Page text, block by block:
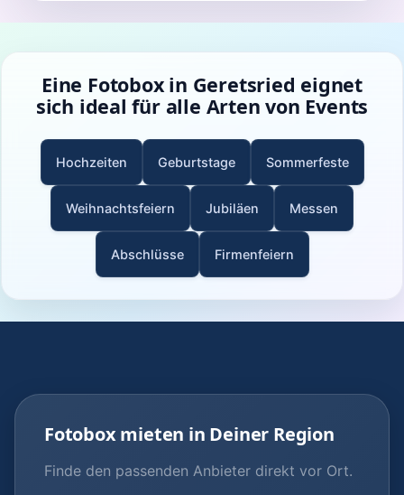
Eine Fotobox in Geretsried eignet
sich ideal für alle Arten von Events
Hochzeiten Geburtstage Sommerfeste
Weihnachtsfeiern Jubiläen Messen
Abschlüsse Firmenfeiern
Fotobox mieten in Deiner Region
Finde den passenden Anbieter direkt vor Ort.